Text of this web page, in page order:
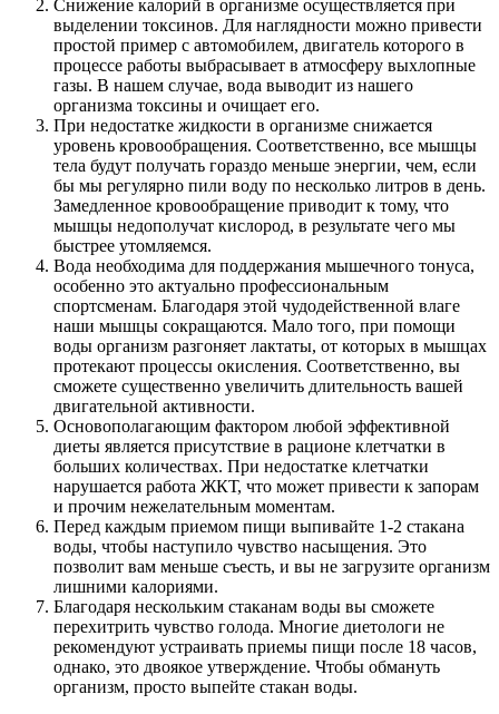
Снижение калорий в организме осуществляется при
выделении токсинов. Для наглядности можно привести
простой пример с автомобилем, двигатель которого в
процессе работы выбрасывает в атмосферу выхлопные
газы. В нашем случае, вода выводит из нашего
организма токсины и очищает его.
При недостатке жидкости в организме снижается
уровень кровообращения. Соответственно, все мышцы
тела будут получать гораздо меньше энергии, чем, если
бы мы регулярно пили воду по несколько литров в день.
Замедленное кровообращение приводит к тому, что
мышцы недополучат кислород, в результате чего мы
быстрее утомляемся.
Вода необходима для поддержания мышечного тонуса,
особенно это актуально профессиональным
спортсменам. Благодаря этой чудодейственной влаге
наши мышцы сокращаются. Мало того, при помощи
воды организм разгоняет лактаты, от которых в мышцах
протекают процессы окисления. Соответственно, вы
сможете существенно увеличить длительность вашей
двигательной активности.
Основополагающим фактором любой эффективной
диеты является присутствие в рационе клетчатки в
больших количествах. При недостатке клетчатки
нарушается работа ЖКТ, что может привести к запорам
и прочим нежелательным моментам.
Перед каждым приемом пищи выпивайте 1-2 стакана
воды, чтобы наступило чувство насыщения. Это
позволит вам меньше съесть, и вы не загрузите организм
лишними калориями.
Благодаря нескольким стаканам воды вы сможете
перехитрить чувство голода. Многие диетологи не
рекомендуют устраивать приемы пищи после 18 часов,
однако, это двоякое утверждение. Чтобы обмануть
организм, просто выпейте стакан воды.